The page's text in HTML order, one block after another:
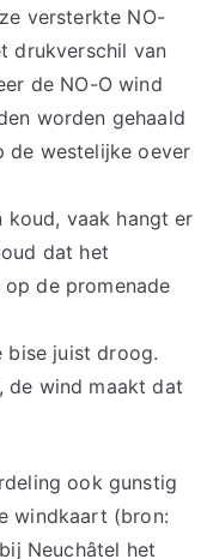
versterkte NO-
drukverschil van
de NO-O wind
worden gehaald
de westelijke oever
vaak hangt er
dat het
de promenade
bise juist droog.
de wind maakt dat
ook gunstig
windkaart (bron:
Neuchâtel het